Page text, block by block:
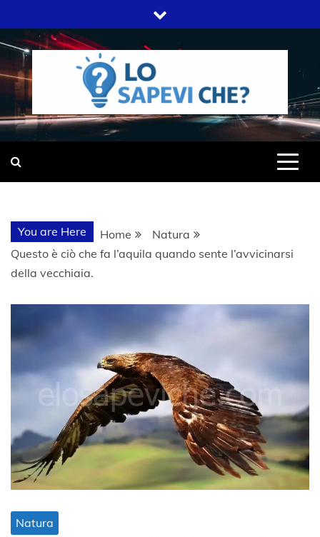
to
content
LO SAPEVI
CHE?
SITO WEB DEL GRUPPO LIFELIVE
You are Here Home
Natura
Questo è ciò che fa l’aquila quando sente l’avvicinarsi
della vecchiaia.
Natura